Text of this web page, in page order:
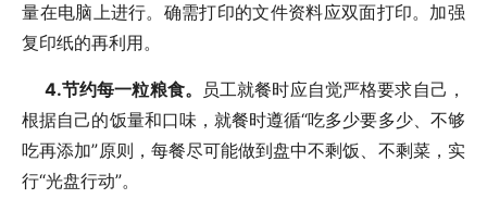
量在电脑上进行。确需打印的文件资料应双面打印。加强
复印纸的再利用。
4.节约每一粒粮食。
员工就餐时应自觉严格要求自己，
根据自己的饭量和口味，就餐时遵循“吃多少要多少、不够
吃再添加”原则，每餐尽可能做到盘中不剩饭、不剩菜，实
行“光盘行动”。